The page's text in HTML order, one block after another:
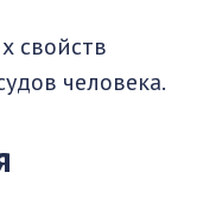
свойств
человека.